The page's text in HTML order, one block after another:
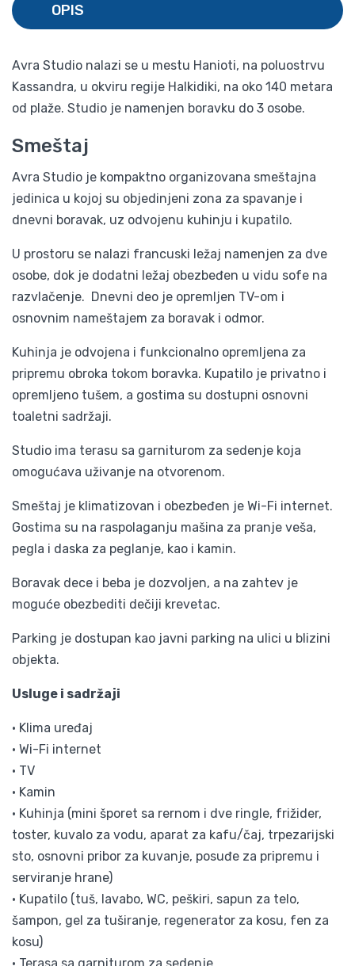
OPIS
Avra Studio nalazi se u mestu Hanioti, na poluostrvu
Kassandra, u okviru regije Halkidiki, na oko 140 metara
od plaže. Studio je namenjen boravku do 3 osobe.
Smeštaj
Avra Studio je kompaktno organizovana smeštajna
jedinica u kojoj su objedinjeni zona za spavanje i
dnevni boravak, uz odvojenu kuhinju i kupatilo.
U prostoru se nalazi francuski ležaj namenjen za dve
osobe, dok je dodatni ležaj obezbeđen u vidu sofe na
razvlačenje. Dnevni deo je opremljen TV-om i
osnovnim nameštajem za boravak i odmor.
Kuhinja je odvojena i funkcionalno opremljena za
pripremu obroka tokom boravka. Kupatilo je privatno i
opremljeno tušem, a gostima su dostupni osnovni
toaletni sadržaji.
Studio ima terasu sa garniturom za sedenje koja
omogućava uživanje na otvorenom.
Smeštaj je klimatizovan i obezbeđen je Wi-Fi internet.
Gostima su na raspolaganju mašina za pranje veša,
pegla i daska za peglanje, kao i kamin.
Boravak dece i beba je dozvoljen, a na zahtev je
moguće obezbediti dečiji krevetac.
Parking je dostupan kao javni parking na ulici u blizini
objekta.
Usluge i sadržaji
• Klima uređaj
• Wi-Fi internet
• TV
• Kamin
• Kuhinja (mini šporet sa rernom i dve ringle, frižider,
toster, kuvalo za vodu, aparat za kafu/čaj, trpezarijski
sto, osnovni pribor za kuvanje, posuđe za pripremu i
serviranje hrane)
• Kupatilo (tuš, lavabo, WC, peškiri, sapun za telo,
šampon, gel za tuširanje, regenerator za kosu, fen za
kosu)